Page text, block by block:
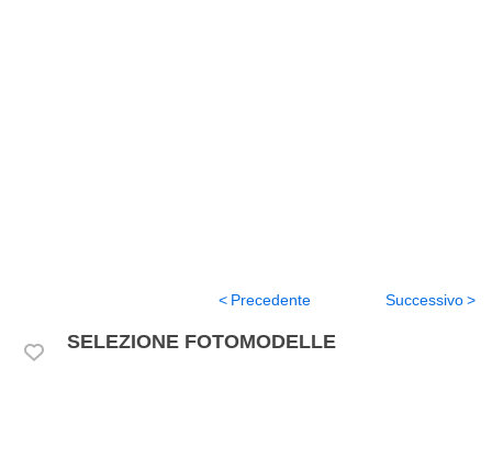
SELEZIONE FOTOMODELLE
Precedente Successivo